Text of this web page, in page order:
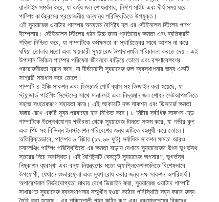
বাড়ি
পণ্য
ভিডিও
আমাদের সম্পর্কে
রানটাইম সমর্থন করে, যা বর্জ্য জল শোধনাগার, নির্মাণ সাইট এবং দীর্ঘ সময় ধরে
পাম্পিং কার্যক্রমের প্রয়োজনীয় অন্যান্য পরিস্থিতিতে উপযুক্ত।
এই স্যুয়ারেজ ওয়াটার পাম্পের অন্যতম বৈশিষ্ট্য হল এর স্টেইনলেস স্টিলের পাম্প
ইম্পেলার। স্টেইনলেস স্টিলের গঠন উচ্চ জারা প্রতিরোধ ক্ষমতা এবং ব্যতিক্রমী
শক্তি নিশ্চিত করে, যা পাম্পটিকে কর্মক্ষমতা বা স্থায়িত্বের সাথে আপস না করে
ঘষিয়া তোলার মতো এবং ক্ষয়কারী স্যুয়ারেজ উপাদানগুলি পরিচালনা করতে দেয়। এই
উপাদান নির্বাচন পাম্পের পরিষেবা জীবনকে বাড়িয়ে তোলে এবং রক্ষণাবেক্ষণের
প্রয়োজনীয়তা হ্রাস করে, যা দীর্ঘমেয়াদী স্যুয়ারেজ জল ব্যবস্থাপনার জন্য একটি
সাশ্রয়ী সমাধান করে তোলে।
পাম্পটি ৪ ইঞ্চি সাকশন এবং ডিসচার্জ পোর্ট ব্যাস সহ ডিজাইন করা হয়েছে, যা
স্ট্যান্ডার্ড পাইপিং সিস্টেমের সাথে মানানসই এবং বিদ্যমান জল শোধন সেটআপগুলিতে
সহজে সংহতকরণে সহায়তা করে। এই আকারটি দক্ষ সাকশন এবং ডিসচার্জ ক্ষমতা
বজায় রেখে একটি সুষম প্রবাহের হার নিশ্চিত করে। ৮ মিটার সর্বাধিক সাকশন হেড
পাম্পটিকে উল্লেখযোগ্য গভীরতা থেকে স্যুয়ারেজ টানতে সক্ষম করে, যা গভীর কূপ
এবং পিট সহ বিভিন্ন ইনস্টলেশন পরিবেশের জন্য এটিকে বহুমুখী করে তোলে।
অতিরিক্তভাবে, পাম্পের ৬ মিটার (১৯.৬৮ ফুট) সর্বাধিক সাকশন ক্ষমতা আরও
চ্যালেঞ্জিং পাম্পিং পরিস্থিতিতে এর ক্ষমতা বাড়ায় যেখানে স্যুয়ারেজের উৎস ভূগর্ভস্থ
স্তরের নিচে অবস্থিত। এই বৈশিষ্ট্যটি বেসমেন্ট স্যুয়ারেজ অপসারণ, ভূগর্ভস্থ
নিষ্কাশন ব্যবস্থা এবং বন্যা নিয়ন্ত্রণের মতো অ্যাপ্লিকেশনগুলিতে বিশেষভাবে
উপযোগী, যেখানে ওভারফ্লো এবং দূষণ রোধ করার জন্য দক্ষ সাকশন অপরিহার্য।
অপারেশনাল নির্ভরযোগ্যতা মাথায় রেখে ডিজাইন করা, স্যুয়ারেজ ওয়াটার পাম্পটি
সাধারণত স্যুয়ারেজ ব্যবস্থাপনায় সম্মুখীন হওয়া কঠোর পরিস্থিতি সহ্য করার জন্য
তৈরি করা হয়েছে। এর শক্তিশালী গঠন কঠিন কণা এবং ধ্বংসাবশেষের বিরুদ্ধে